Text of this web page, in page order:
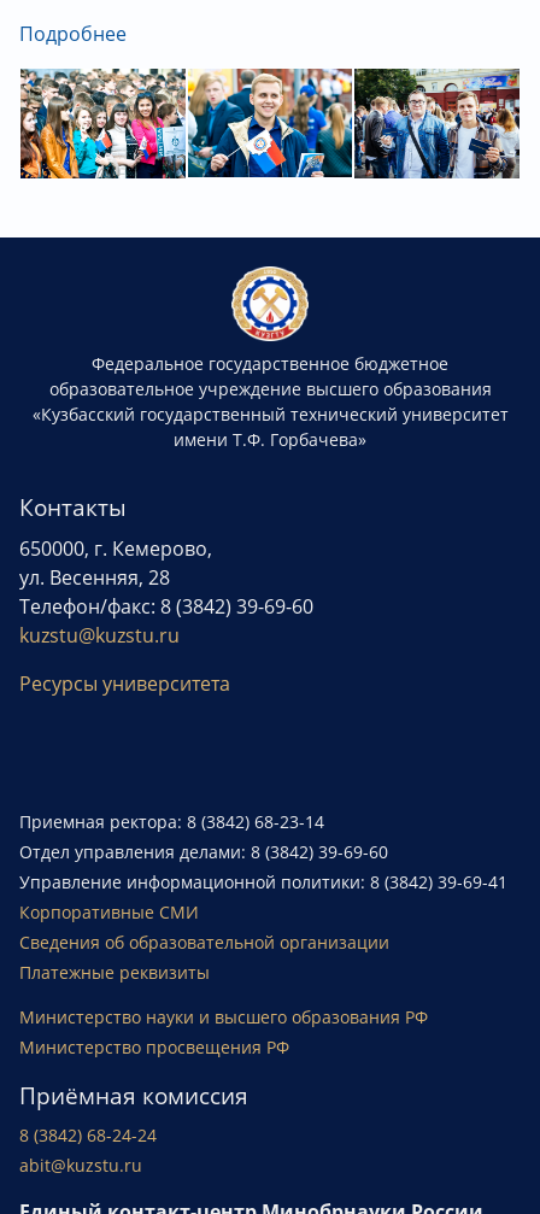
Подробнее
Федеральное государственное бюджетное
образовательное учреждение высшего образования
«Кузбасский государственный технический университет
имени Т.Ф. Горбачева»
Контакты
650000, г. Кемерово,
ул. Весенняя, 28
Телефон/факс: 8 (3842) 39-69-60
kuzstu@kuzstu.ru
Ресурсы университета
Приемная ректора: 8 (3842) 68-23-14
Отдел управления делами: 8 (3842) 39-69-60
Управление информационной политики: 8 (3842) 39-69-41
Корпоративные СМИ
Сведения об образовательной организации
Платежные реквизиты
Министерство науки и высшего образования РФ
Министерство просвещения РФ
Приёмная комиссия
8 (3842) 68-24-24
abit@kuzstu.ru